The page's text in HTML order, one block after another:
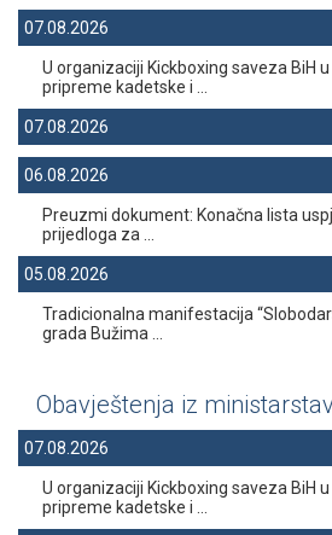
07.08.2026
U organizaciji Kickboxing saveza BiH
pripreme kadetske i ...
07.08.2026
06.08.2026
Preuzmi dokument: Konačna lista
prijedloga za ...
05.08.2026
Tradicionalna manifestacija
grada Bužima ...
Obavještenja iz
07.08.2026
U organizaciji Kickboxing saveza BiH
pripreme kadetske i ...